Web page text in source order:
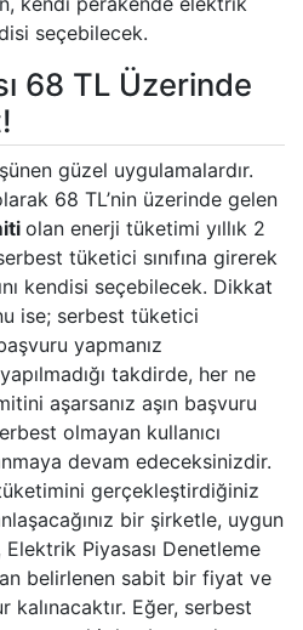
seçebilecek.
68 TL Üzerinde
güzel uygulamalardır.
68 TL’nin üzerinde gelen
olan enerji tüketimi yıllık 2
tüketici sınıfına girerek
kendisi seçebilecek. Dikkat
ise; serbest tüketici
yapmanız
takdirde, her ne
aşarsanız aşın başvuru
olmayan kullanıcı
devam edeceksinizdir.
gerçekleştirdiğiniz
bir şirketle, uygun
Piyasası Denetleme
belirlenen sabit bir fiyat ve
kalınacaktır. Eğer, serbest